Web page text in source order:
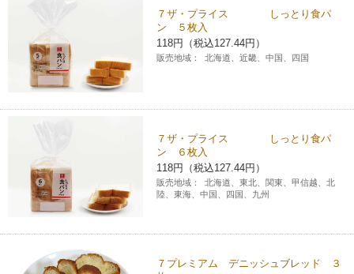
７ザ・プライス しっとり食パ
ン ５枚入
118円（税込127.44円）
販売地域： 北海道、近畿、中国、四国
７ザ・プライス しっとり食パ
ン ６枚入
118円（税込127.44円）
販売地域：
北海道、東北、関東、甲信越、北
陸、東海、中国、四国、九州
７プレミアム デニッシュブレッド ３